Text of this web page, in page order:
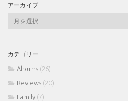
アーカイブ
ブ
カテゴリー
Albums (26)
Reviews (20)
Family (7)